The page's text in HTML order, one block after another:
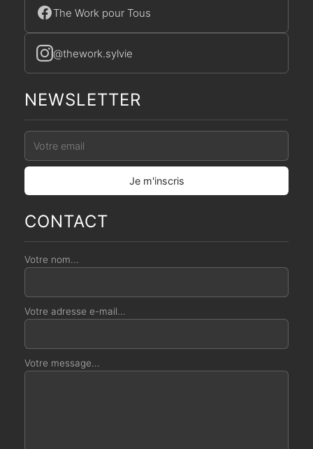
The Work pour Tous
@thework.sylvie
NEWSLETTER
CONTACT
Votre nom...
Votre adresse e-mail...
Votre message...